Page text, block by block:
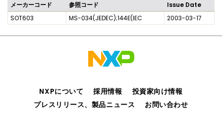
メーカーコード 参照コード
Issue Date
SOT603
MS-034(JEDEC);144E(IEC 2003-03-17
NXPについて 採用情報
投資家向け情報
プレスリリース、製品ニュース
お問い合わせ